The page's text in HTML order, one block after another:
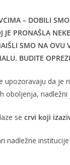
– DOBILI
JE PRONAŠLA
SMO NA OVU
BUDITE
upozoravaju da je
se crvi koji
nadležne